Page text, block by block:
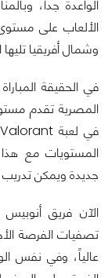
الواعدة جداً،
الألعاب على
وشمال أفريقيا
المصرية تقدم
المستويات مع
جديدة ويمكن تدريب
الآن فريق
تصفيات الفرصة
عالياً، وفي نفس